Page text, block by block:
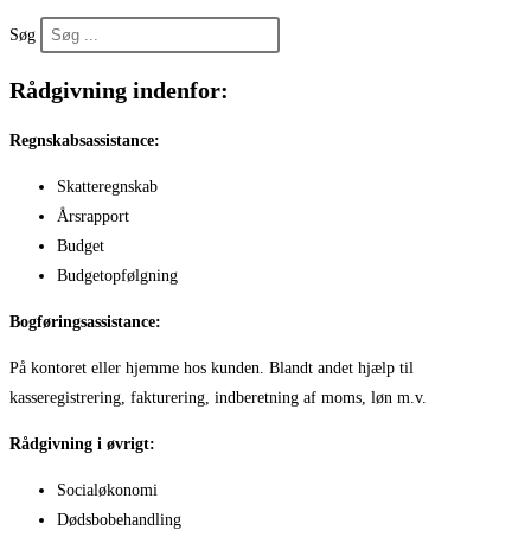
Søg
Rådgivning indenfor:
Regnskabsassistance:
Skatteregnskab
Årsrapport
Budget
Budgetopfølgning
Bogføringsassistance:
På kontoret eller hjemme hos kunden. Blandt andet hjælp til
kasseregistrering, fakturering, indberetning af moms, løn m.v.
Rådgivning i øvrigt:
Socialøkonomi
Dødsbobehandling